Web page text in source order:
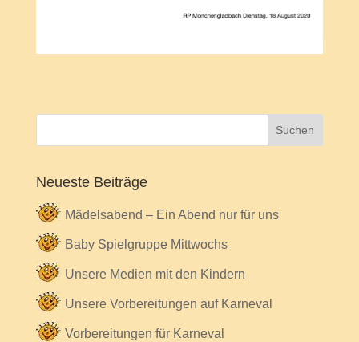
Neueste Beiträge
Mädelsabend – Ein Abend nur für uns
Baby Spielgruppe Mittwochs
Unsere Medien mit den Kindern
Unsere Vorbereitungen auf Karneval
Vorbereitungen für Karneval